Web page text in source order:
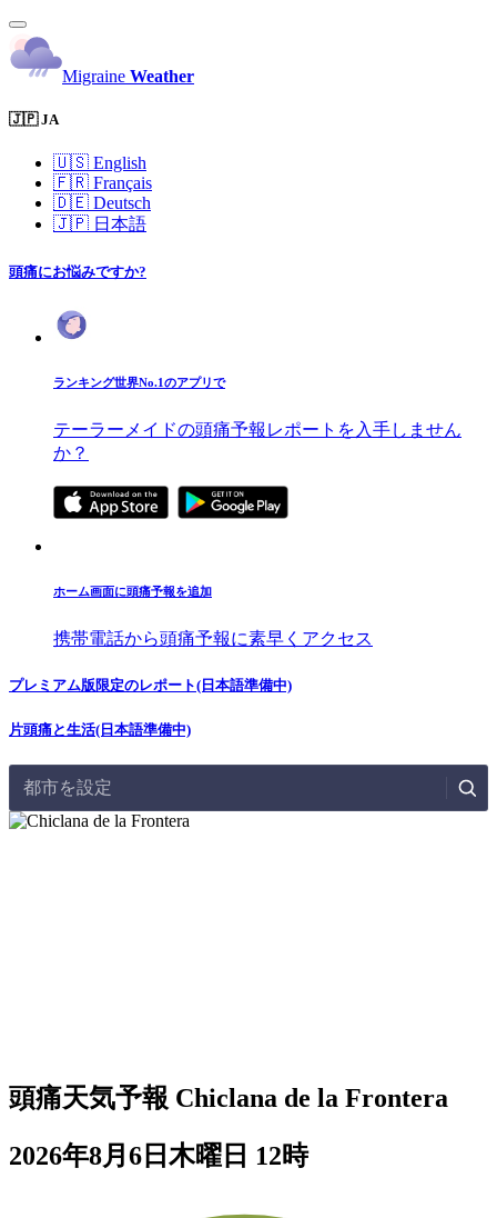
Migraine Weather
🇯🇵 JA
🇺🇸 English
🇫🇷 Français
🇩🇪 Deutsch
🇯🇵 日本語
頭痛にお悩みですか?
ランキング世界No.1のアプリで
テーラーメイドの頭痛予報レポートを入手しません
か？
ホーム画面に頭痛予報を追加
携帯電話から頭痛予報に素早くアクセス
プレミアム版限定のレポート(日本語準備中)
片頭痛と生活(日本語準備中)
都市を設定
頭痛天気予報 Chiclana de la Frontera
2026年8月6日木曜日 12時